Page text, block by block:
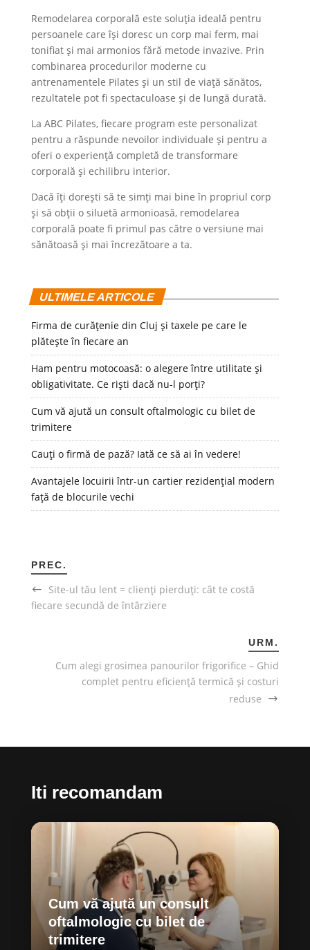
Remodelarea corporală este soluția ideală pentru
persoanele care își doresc un corp mai ferm, mai
tonifiat și mai armonios fără metode invazive. Prin
combinarea procedurilor moderne cu
antrenamentele Pilates și un stil de viață sănătos,
rezultatele pot fi spectaculoase și de lungă durată.
La ABC Pilates, fiecare program este personalizat
pentru a răspunde nevoilor individuale și pentru a
oferi o experiență completă de transformare
corporală și echilibru interior.
Dacă îți dorești să te simți mai bine în propriul corp
și să obții o siluetă armonioasă, remodelarea
corporală poate fi primul pas către o versiune mai
sănătoasă și mai încrezătoare a ta.
ULTIMELE ARTICOLE
Firma de curățenie din Cluj și taxele pe care le
plătește în fiecare an
Ham pentru motocoasă: o alegere între utilitate și
obligativitate. Ce riști dacă nu-l porți?
Cum vă ajută un consult oftalmologic cu bilet de
trimitere
Cauți o firmă de pază? Iată ce să ai în vedere!
Avantajele locuirii într-un cartier rezidențial modern
față de blocurile vechi
PREC.
Site-ul tău lent = clienți pierduți: cât te costă
fiecare secundă de întârziere
URM.
Cum alegi grosimea panourilor frigorifice – Ghid
complet pentru eficiență termică și costuri
reduse
Iti recomandam
Cum vă ajută un consult
oftalmologic cu bilet de
trimitere